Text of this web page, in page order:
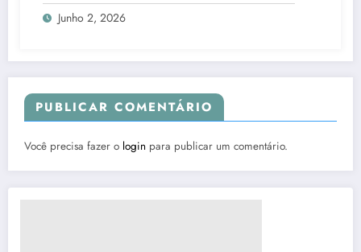
Junho 2, 2026
PUBLICAR COMENTÁRIO
Você precisa fazer o login para publicar um comentário.